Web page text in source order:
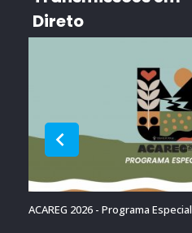
Direto
ACAREG 2026 - Programa Especial